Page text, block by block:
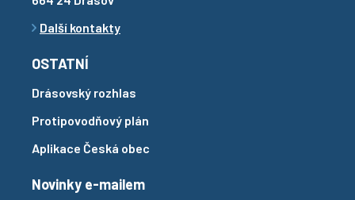
Další kontakty
OSTATNÍ
Drásovský rozhlas
Protipovodňový plán
Aplikace Česká obec
Novinky e-mailem